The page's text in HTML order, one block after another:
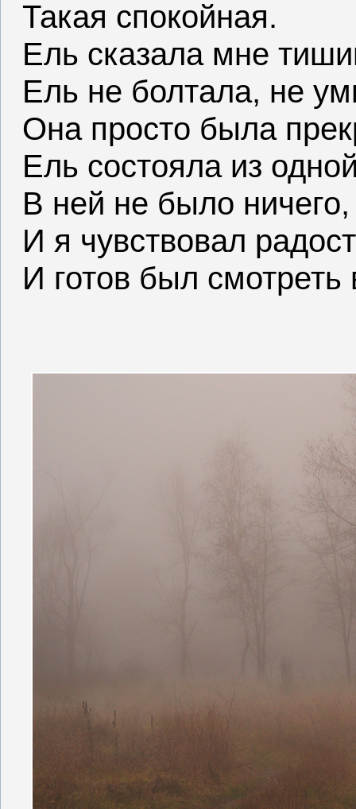
Такая спокойная.
Ель сказала мне
Ель не болтала, не
Она просто была
Ель состояла из
В ней не было
И я чувствовал
И готов был смотреть